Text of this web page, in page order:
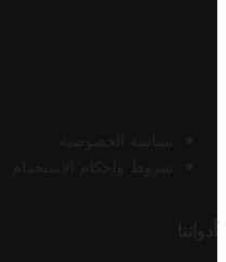
سياسة الخصوصية
شروط وأحكام الاستخدام
أدواتنا